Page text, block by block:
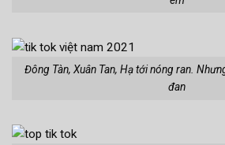
Đông Tàn, Xuân Tan, Hạ tới nóng ran.
đan